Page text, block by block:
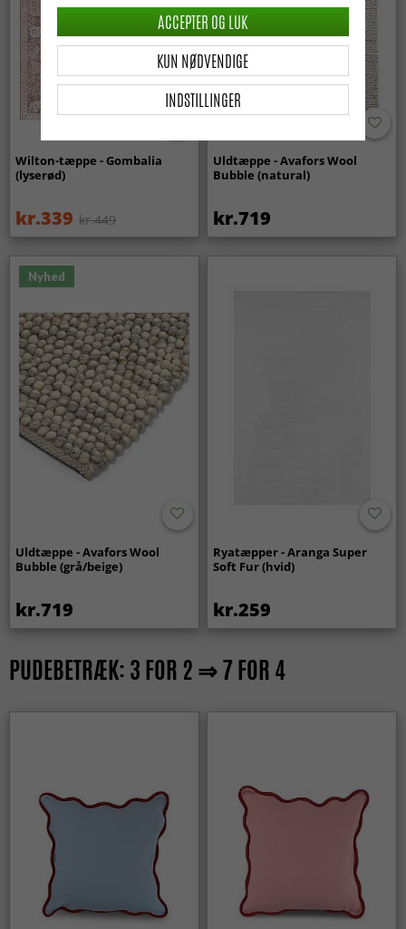
Wilton-tæppe - Gombalia
(lyserød)
kr.339 kr.449
Uldtæppe - Avafors Wool
Bubble (natural)
kr.719
Nyhed
Uldtæppe - Avafors Wool
Bubble (grå/beige)
kr.719
Ryatæpper - Aranga Super
Soft Fur (hvid)
kr.259
PUDEBETRÆK: 3 FOR 2 ⇒ 7 FOR 4
INDSTILLINGER
KUN NØDVENDIGE
ACCEPTER OG LUK